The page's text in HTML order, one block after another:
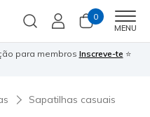
0
MENU
para membros Inscreve-te ⭐
Sapatilhas casuais